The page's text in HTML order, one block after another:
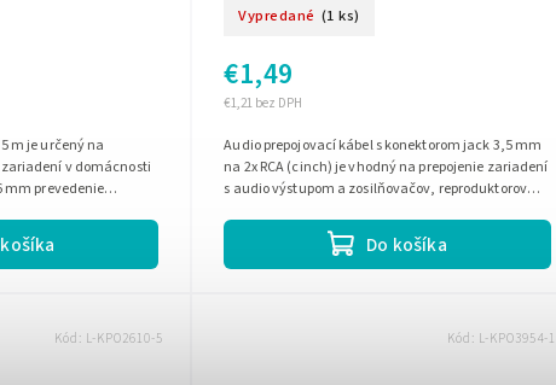
m je určený na
v domácnosti
mm prevedenie
Vypredané (1 ks)
€1,21 bez DPH
€1,49
Do košíka
Audio prepojovací kábel s konektorom jack 3,5 mm
na 2x RCA (cinch) je vhodný na prepojenie zariadení
s audio výstupom a zosilňovačov, reproduktorov
Kód: L-KPO2610-5 Kód: L-KPO3954-1